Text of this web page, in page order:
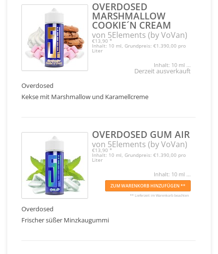
OVERDOSED
MARSHMALLOW
COOKIE´N CREAM
von 5Elements (by VoVan)
€13,90 *
Inhalt: 10 ml, Grundpreis: €1.390,00 pro
Liter
Inhalt: 10 ml ...
Derzeit ausverkauft
Overdosed
Kekse mit Marshmallow und Karamellcreme
OVERDOSED GUM AIR
von 5Elements (by VoVan)
€13,90 *
Inhalt: 10 ml, Grundpreis: €1.390,00 pro
Liter
Inhalt: 10 ml ...
ZUM WARENKORB HINZUFÜGEN **
** Lieferzeit im Warenkorb beachten
Overdosed
Frischer süßer Minzkaugummi